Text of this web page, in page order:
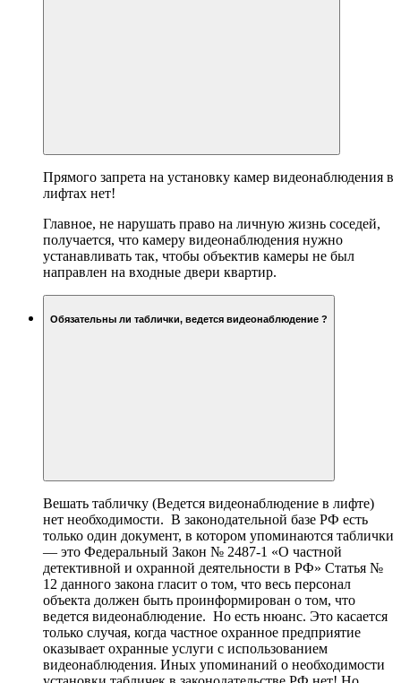
Прямого запрета на установку камер видеонаблюдения в
лифтах нет!
Главное, не нарушать право на личную жизнь соседей,
получается, что камеру видеонаблюдения нужно
устанавливать так, чтобы объектив камеры не был
направлен на входные двери квартир.
Обязательны ли таблички, ведется видеонаблюдение ?
Вешать табличку (Ведется видеонаблюдение в лифте)
нет необходимости. В законодательной базе РФ есть
только один документ, в котором упоминаются таблички
— это Федеральный Закон № 2487-1 «О частной
детективной и охранной деятельности в РФ» Статья №
12 данного закона гласит о том, что весь персонал
объекта должен быть проинформирован о том, что
ведется видеонаблюдение. Но есть нюанс. Это касается
только случая, когда частное охранное предприятие
оказывает охранные услуги с использованием
видеонаблюдения. Иных упоминаний о необходимости